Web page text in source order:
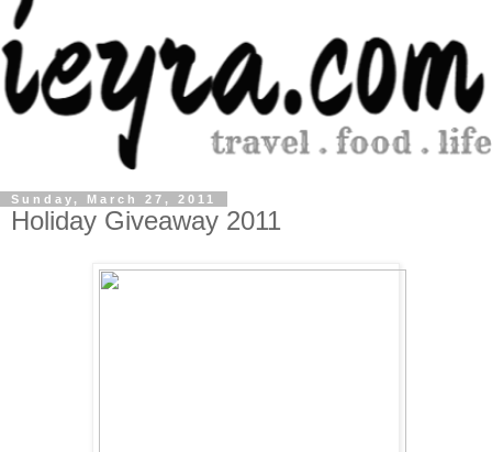
Sunday, March 27, 2011
Holiday Giveaway 2011